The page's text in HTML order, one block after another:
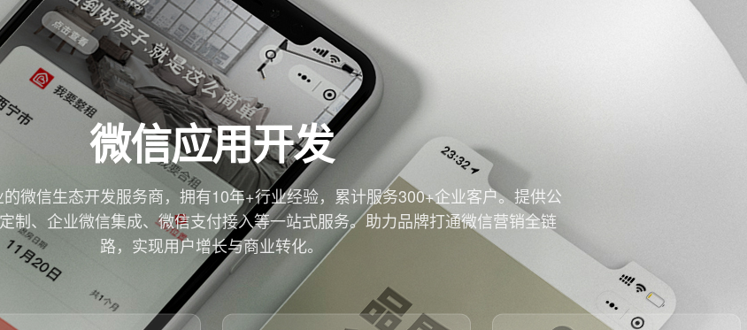
微信应用开发
微信生态开发服务商，拥有10年+行业经验，累计服务300+企业客户。提供公
制、企业微信集成、微信支付接入等一站式服务。助力品牌打通微信营销全链
路，实现用户增长与商业转化。